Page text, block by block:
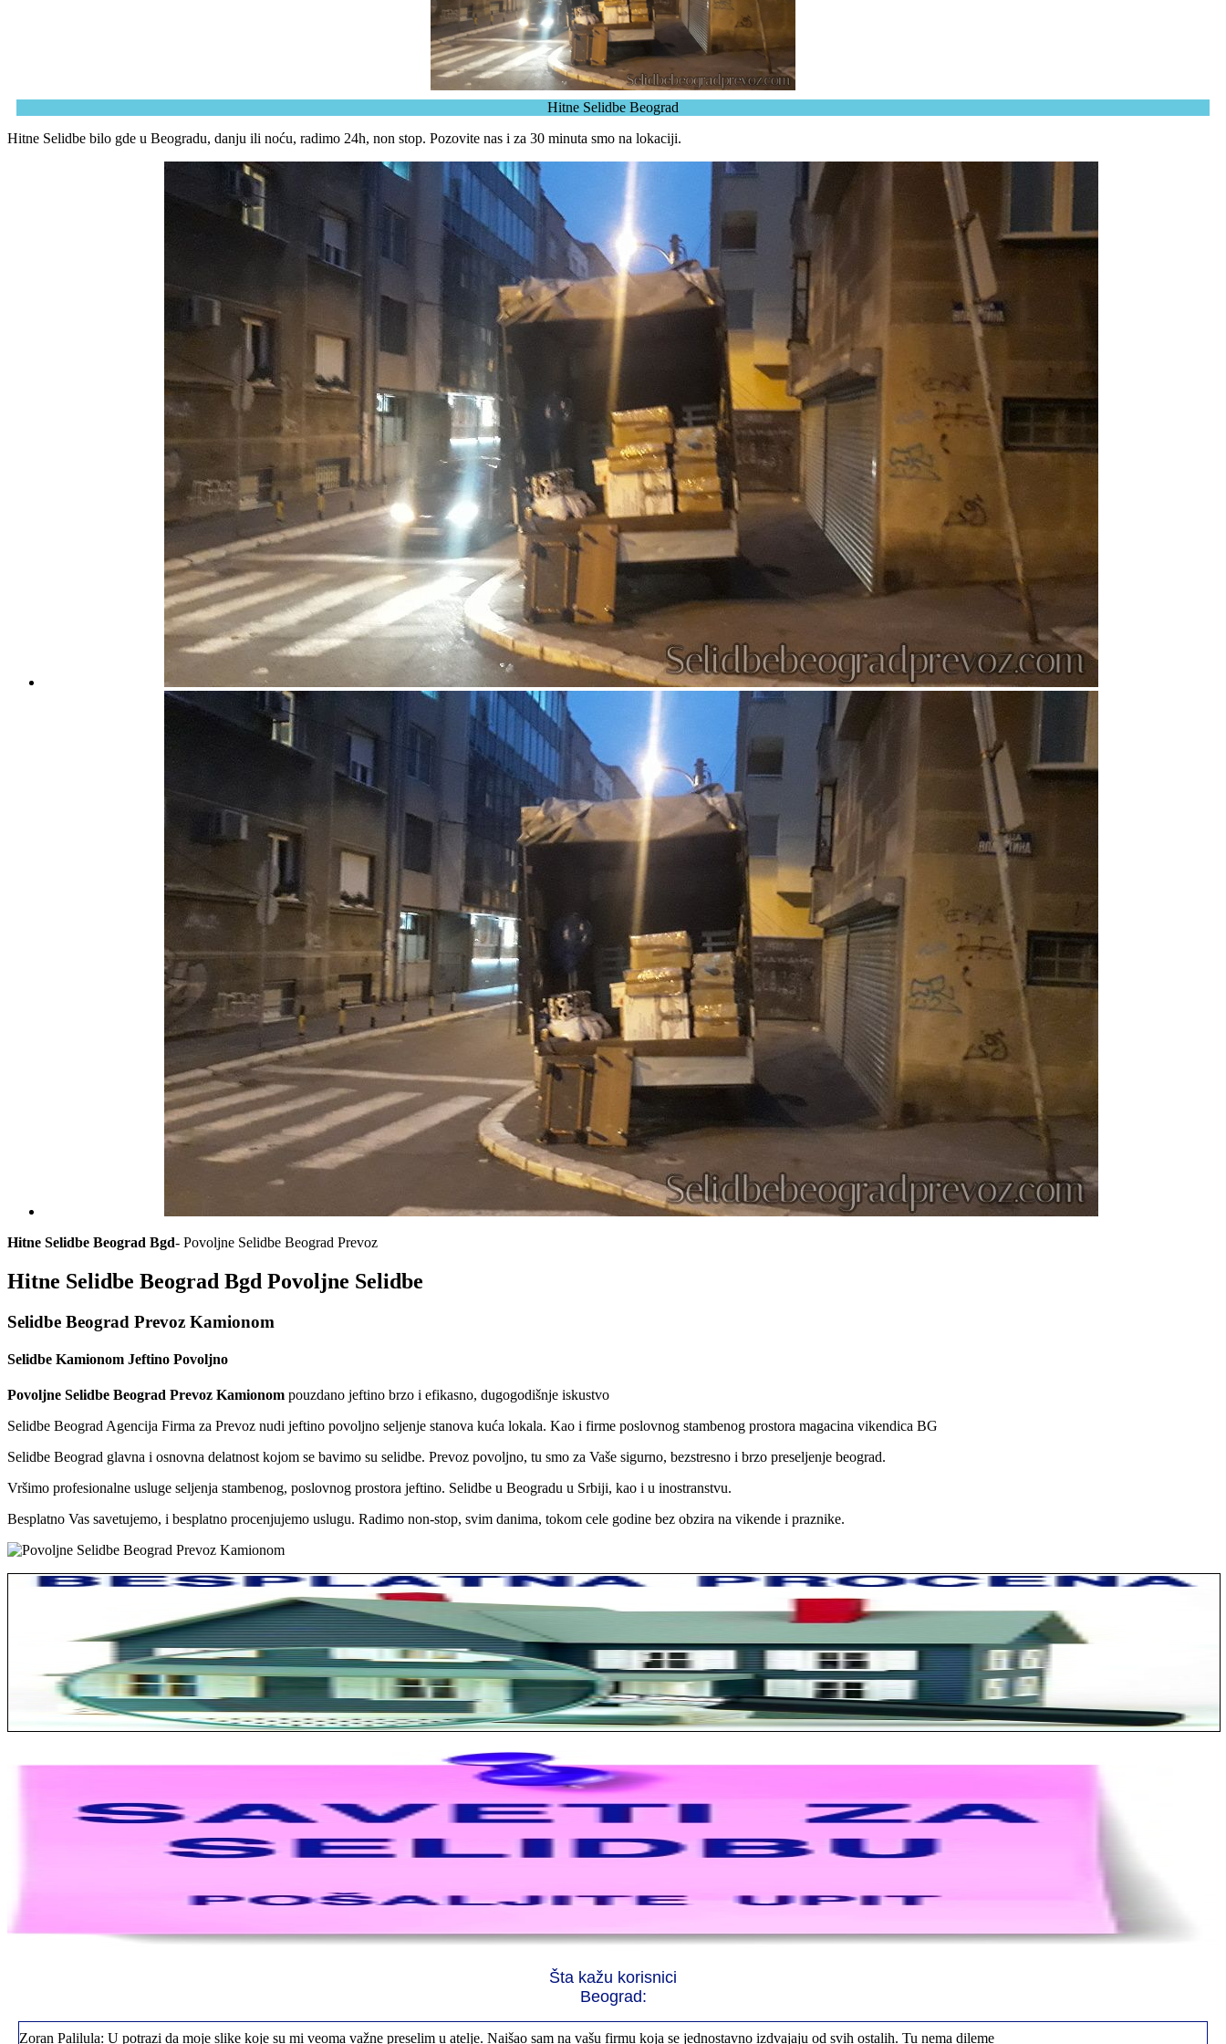
Hitne Selidbe Beograd
Hitne Selidbe bilo gde u Beogradu, danju ili noću, radimo 24h, non stop. Pozovite nas i za 30 minuta smo na lokaciji.
Hitne Selidbe Beograd Bgd- Povoljne Selidbe Beograd Prevoz
Hitne Selidbe Beograd Bgd Povoljne Selidbe
Selidbe Beograd Prevoz Kamionom
Selidbe Kamionom Jeftino Povoljno
Povoljne Selidbe Beograd Prevoz Kamionom pouzdano jeftino brzo i efikasno, dugogodišnje iskustvo
Selidbe Beograd Agencija Firma za Prevoz nudi jeftino povoljno seljenje stanova kuća lokala. Kao i firme poslovnog stambenog prostora magacina vikendica BG
Selidbe Beograd glavna i osnovna delatnost kojom se bavimo su selidbe. Prevoz povoljno, tu smo za Vaše sigurno, bezstresno i brzo preseljenje beograd.
Vršimo profesionalne usluge seljenja stambenog, poslovnog prostora jeftino. Selidbe u Beogradu u Srbiji, kao i u inostranstvu.
Besplatno Vas savetujemo, i besplatno procenjujemo uslugu. Radimo non-stop, svim danima, tokom cele godine bez obzira na vikende i praznike.
Šta kažu korisnici
Beograd:
Jelena sa Čukarice: Mogu da pohvalim sve radnike u firmi jer su stvarno profesionalni. Iselili su moje stvari veoma pažljivo
Zoran Palilula: U potrazi da moje slike koje su mi veoma važne preselim u atelje. Naišao sam na vašu firmu koja se jednostavno izdvajaju od svih ostalih. Tu nema dileme